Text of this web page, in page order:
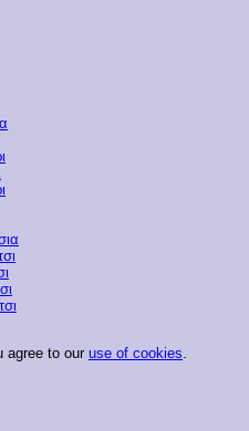
agree to our use of cookies